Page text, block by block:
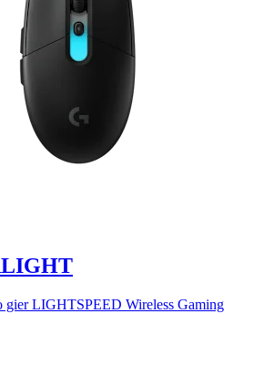
gier LIGHTSPEED Wireless Gaming